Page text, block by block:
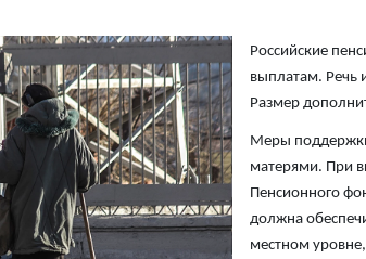
Российские
выплатам. Речь
Размер
Меры
матерями. При
Пенсионного
должна
местном